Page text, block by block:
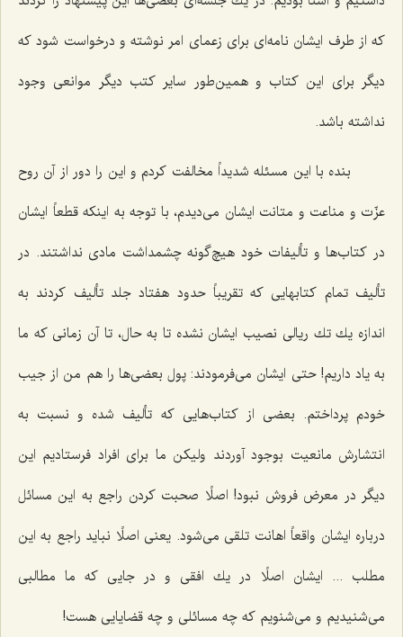
كه از طرف ایشان نامه‌ای برای زعمای امر نوشته و درخواست شود كه
دیگر برای این كتاب و همین‌طور سایر كتب دیگر موانعی وجود
نداشته باشد.
بنده با این مسئله شدیداً مخالفت كردم و این را دور از آن روح
عزّت و مناعت و متانت ایشان می‌دیدم، با توجه به اینكه قطعاً ایشان
در كتاب‌ها و تألیفات خود هیچ‌گونه چشمداشت مادی نداشتند. در
تألیف تمام كتابهایی كه تقریباً حدود هفتاد جلد تألیف كردند به
اندازه یك تك ریالی نصیب ایشان نشده تا به حال، تا آن زمانی كه ما
به یاد داریم! حتی ایشان می‌فرمودند: پول بعضی‌ها را هم من از جیب
خودم پرداختم. بعضی از كتاب‌هایی كه تألیف شده و نسبت به
انتشارش مانعیت بوجود آوردند ولیكن ما برای افراد فرستادیم این
دیگر در معرض فروش نبود! اصلًا صحبت كردن راجع به این مسائل
درباره ایشان واقعاً اهانت تلقی می‌شود. یعنی اصلًا نباید راجع به این
مطلب ... ایشان اصلًا در یك افقی و در جایی كه ما مطالبی
می‌شنیدیم و می‌شنویم كه چه مسائلی و چه قضایایی هست!